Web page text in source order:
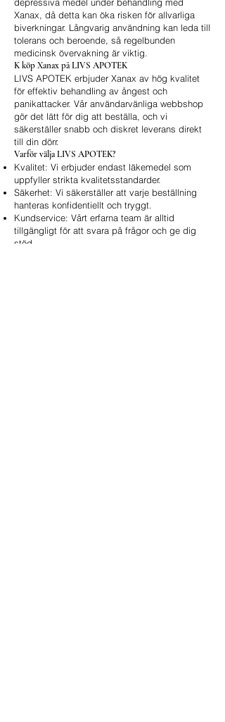
Xanax, då detta kan öka risken för allvarliga
biverkningar. Långvarig användning kan leda till
tolerans och beroende, så regelbunden
medicinsk övervakning är viktig.
K köp Xanax på LIVS APOTEK
LIVS APOTEK erbjuder Xanax av hög kvalitet
för effektiv behandling av ångest och
panikattacker. Vår användarvänliga webbshop
gör det lätt för dig att beställa, och vi
säkerställer snabb och diskret leverans direkt
till din dörr.
Varför välja LIVS APOTEK?
Kvalitet: Vi erbjuder endast läkemedel som
uppfyller strikta kvalitetsstandarder.
Säkerhet: Vi säkerställer att varje beställning
hanteras konfidentiellt och tryggt.
Kundservice: Vårt erfarna team är alltid
tillgängligt för att svara på frågor och ge dig
stöd.